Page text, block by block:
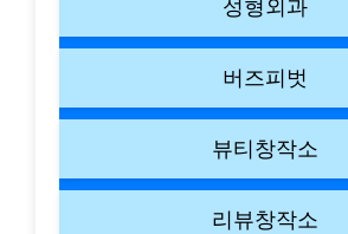
성형외과
버즈피벗
뷰티창작소
리뷰창작소